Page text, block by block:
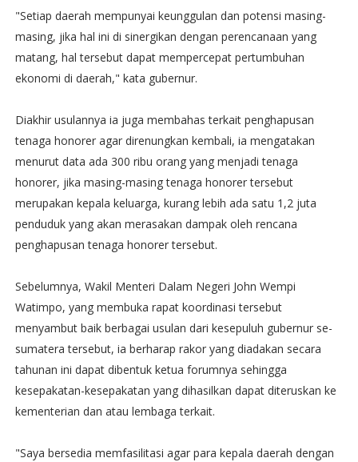
"Setiap daerah mempunyai keunggulan dan potensi masing-
masing, jika hal ini di sinergikan dengan perencanaan yang
matang, hal tersebut dapat mempercepat pertumbuhan
ekonomi di daerah," kata gubernur.
Diakhir usulannya ia juga membahas terkait penghapusan
tenaga honorer agar direnungkan kembali, ia mengatakan
menurut data ada 300 ribu orang yang menjadi tenaga
honorer, jika masing-masing tenaga honorer tersebut
merupakan kepala keluarga, kurang lebih ada satu 1,2 juta
penduduk yang akan merasakan dampak oleh rencana
penghapusan tenaga honorer tersebut.
Sebelumnya, Wakil Menteri Dalam Negeri John Wempi
Watimpo, yang membuka rapat koordinasi tersebut
menyambut baik berbagai usulan dari kesepuluh gubernur se-
sumatera tersebut, ia berharap rakor yang diadakan secara
tahunan ini dapat dibentuk ketua forumnya sehingga
kesepakatan-kesepakatan yang dihasilkan dapat diteruskan ke
kementerian dan atau lembaga terkait.
"Saya bersedia memfasilitasi agar para kepala daerah dengan